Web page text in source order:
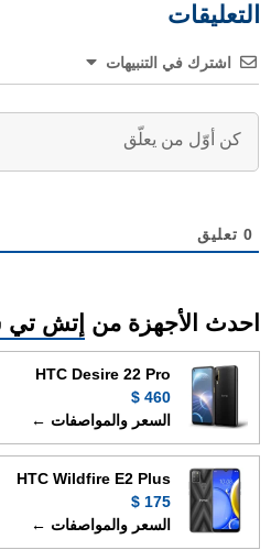
التعليقات
اشترك في التنبيهات
0 تعليق
احدث الأجهزة من إتش
HTC Desire 22 Pro
460 $
السعر والمواصفات ←
HTC Wildfire E2 Plus
175 $
السعر والمواصفات ←